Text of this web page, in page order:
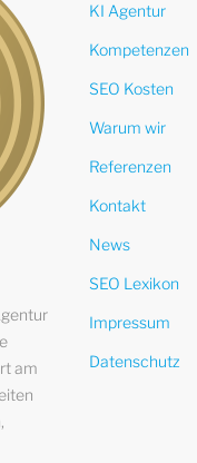
am
KI Agentur
Kompetenzen
SEO Kosten
Warum wir
Referenzen
Kontakt
News
SEO Lexikon
Impressum
Datenschutz